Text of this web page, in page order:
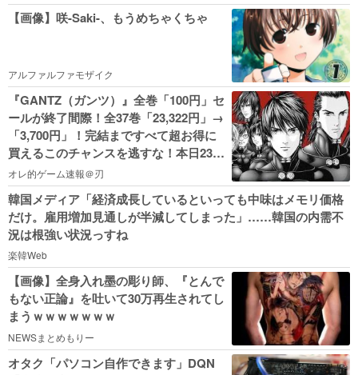
【画像】咲-Saki-、もうめちゃくちゃ
アルファルファモザイク
『GANTZ（ガンツ）』全巻「100円」セ
ールが終了間際！全37巻「23,322円」→
「3,700円」！完結まですべて超お得に
買えるこのチャンスを逃すな！本日23時
59分まで！
オレ的ゲーム速報＠刃
韓国メディア「経済成長しているといっても中味はメモリ価格
だけ。雇用増加見通しが半減してしまった」……韓国の内需不
況は根強い状況っすね
楽韓Web
【画像】全身入れ墨の彫り師、『とんで
もない正論』を吐いて30万再生されてし
まうｗｗｗｗｗｗｗ
NEWSまとめもりー
オタク「パソコン自作できます」DQN